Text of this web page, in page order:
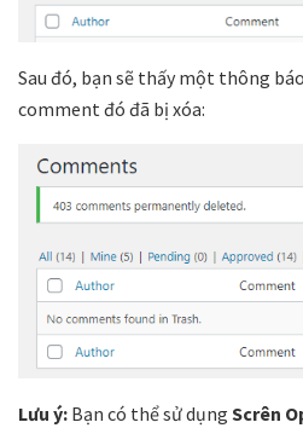
Sau đó, bạn sẽ thấy một thông
comment đó đã bị xóa:
Lưu ý: Bạn có thể sử dụng Scrên